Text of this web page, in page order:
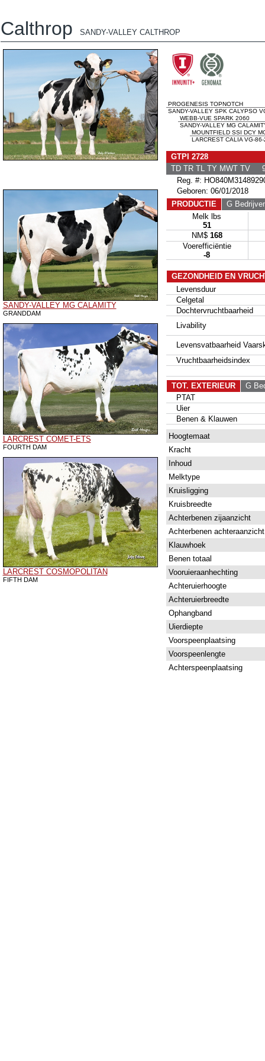
Calthrop SANDY-VALLEY CALTHROP
SANDY-VALLEY MG CALAMITY
GRANDDAM
LARCREST COMET-ETS
FOURTH DAM
LARCREST COSMOPOLITAN
FIFTH DAM
PROGENESIS TOPNOTCH
SANDY-VALLEY SPK CALYPSO
WEBB-VUE SPARK 2060
SANDY-VALLEY MG
MOUNTFIELD SSI DCY
LARCREST CALIA VG-86-
GTPI 2728
TD TR TL TY MWT TV
Reg. #:
Geboren: 06/01/2018
PRODUCTIE
G
Melk lbs
51
NM$ 168
Voerefficiëntie
-8
GEZONDHEID EN
Levensduur
Celgetal
Dochtervruchtbaarheid
Livability
Levensvatbaarheid
Vruchtbaarheidsindex
TOT. EXTERIEUR
G
PTAT
Uier
Benen & Klauwen
Hoogtemaat
Kracht
Inhoud
Melktype
Kruisligging
Kruisbreedte
Achterbenen zijaanzicht
Achterbenen achteraanzicht
Klauwhoek
Benen totaal
Vooruieraanhechting
Achteruierhoogte
Achteruierbreedte
Ophangband
Uierdiepte
Voorspeenplaatsing
Voorspeenlengte
Achterspeenplaatsing